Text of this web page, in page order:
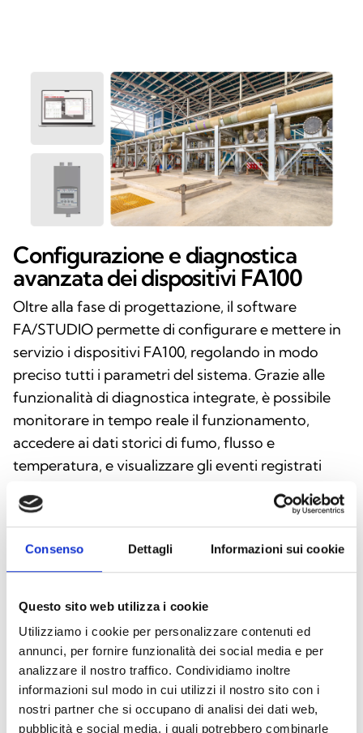
Consenso Dettagli Informazioni sui cookie
Questo sito web utilizza i cookie
Utilizziamo i cookie per personalizzare contenuti ed
annunci, per fornire funzionalità dei social media e per
analizzare il nostro traffico. Condividiamo inoltre
informazioni sul modo in cui utilizzi il nostro sito con i
nostri partner che si occupano di analisi dei dati web,
pubblicità e social media, i quali potrebbero combinarle
Configurazione e diagnostica
avanzata dei dispositivi FA100
Oltre alla fase di progettazione, il software
FA/STUDIO permette di configurare e mettere in
servizio i dispositivi FA100, regolando in modo
preciso tutti i parametri del sistema. Grazie alle
funzionalità di diagnostica integrate, è possibile
monitorare in tempo reale il funzionamento,
accedere ai dati storici di fumo, flusso e
temperatura, e visualizzare gli eventi registrati
lista materiali dettagliata per facilitare la fase
d’ordine.
Scarica il software
FA/STUDIO